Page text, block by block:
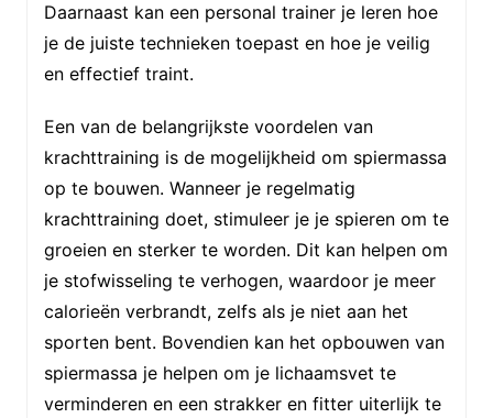
Daarnaast kan een personal trainer je leren hoe
je de juiste technieken toepast en hoe je veilig
en effectief traint.
Een van de belangrijkste voordelen van
krachttraining is de mogelijkheid om spiermassa
op te bouwen. Wanneer je regelmatig
krachttraining doet, stimuleer je je spieren om te
groeien en sterker te worden. Dit kan helpen om
je stofwisseling te verhogen, waardoor je meer
calorieën verbrandt, zelfs als je niet aan het
sporten bent. Bovendien kan het opbouwen van
spiermassa je helpen om je lichaamsvet te
verminderen en een strakker en fitter uiterlijk te